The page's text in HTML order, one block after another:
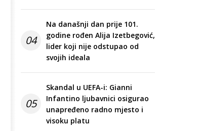
04
Na današnji dan prije 101.
godine rođen Alija Izetbegović,
lider koji nije odstupao od
svojih ideala
05
Skandal u UEFA-i: Gianni
Infantino ljubavnici osigurao
unapređeno radno mjesto i
visoku platu